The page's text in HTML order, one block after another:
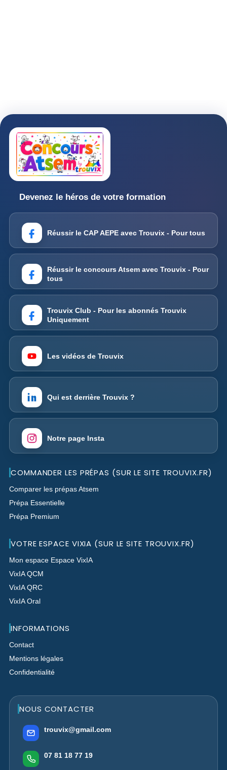
Devenez le héros de votre formation
Réussir le CAP AEPE avec Trouvix - Pour tous
Réussir le concours Atsem avec Trouvix - Pour
tous
Trouvix Club - Pour les abonnés Trouvix
Uniquement
Les vidéos de Trouvix
Qui est derrière Trouvix ?
Notre page Insta
COMMANDER LES PRÉPAS (SUR LE SITE TROUVIX.FR)
Comparer les prépas Atsem
Prépa Essentielle
Prépa Premium
VOTRE ESPACE VIXIA (SUR LE SITE TROUVIX.FR)
Mon espace Espace VixIA
VixIA QCM
VixIA QRC
VixIA Oral
INFORMATIONS
Contact
Mentions légales
Confidentialité
NOUS CONTACTER
trouvix@gmail.com
07 81 18 77 19